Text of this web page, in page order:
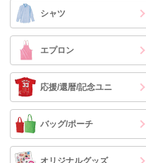
シャツ
エプロン
応援/還暦/記念ユニ
バッグ/ポーチ
オリジナルグッズ